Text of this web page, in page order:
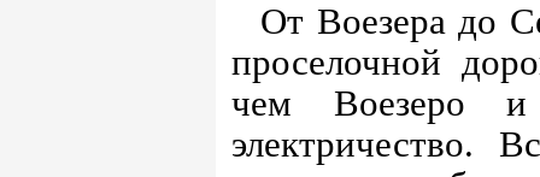
От Воезера до
проселочной
чем Воезеро и
электричество.